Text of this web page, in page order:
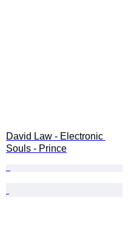
David Law - Electronic
Souls - Prince